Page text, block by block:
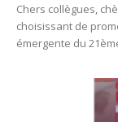
Chers collègues,
choisissant de
émergente du